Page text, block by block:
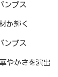
ンプス
が輝く
ンプス
やかさを演出